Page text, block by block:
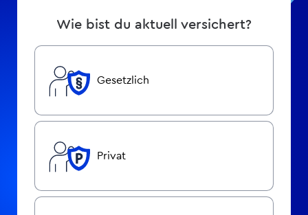
Wie bist du aktuell versichert?
Gesetzlich
Privat